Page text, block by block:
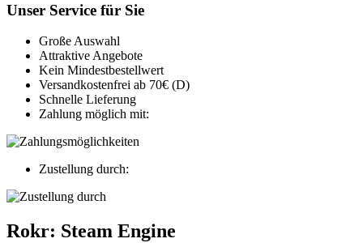
Unser Service für Sie
Große Auswahl
Attraktive Angebote
Kein Mindestbestellwert
Versandkostenfrei ab 70€ (D)
Schnelle Lieferung
Zahlung möglich mit:
Zustellung durch:
Rokr: Steam Engine